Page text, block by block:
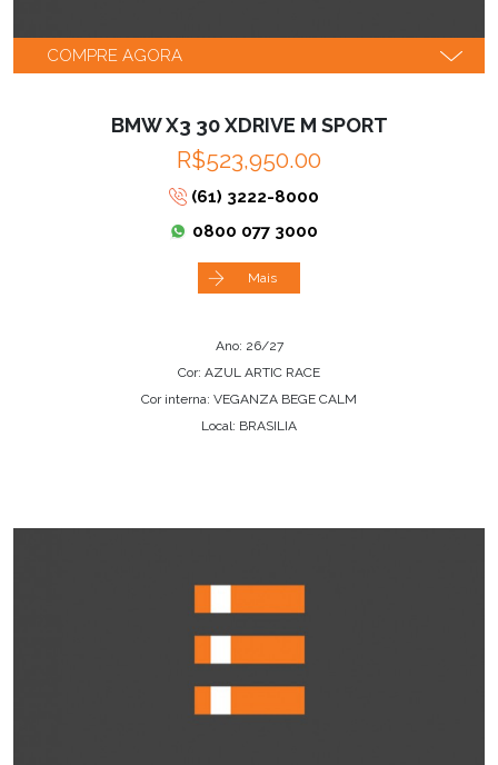
COMPRE AGORA
BMW X3 30 XDRIVE M SPORT
R$523,950.00
(61) 3222-8000
0800 077 3000
Mais
Ano: 26/27
Cor: AZUL ARTIC RACE
Cor interna: VEGANZA BEGE CALM
Local: BRASILIA